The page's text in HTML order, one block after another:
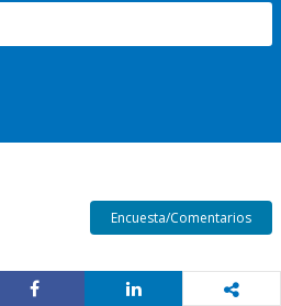
Encuesta/Comentarios